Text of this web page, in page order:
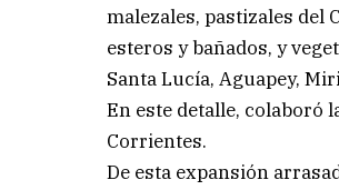
malezales, pastizales del
esteros y bañados, y
Santa Lucía, Aguapey,
En este detalle, colaboró
Corrientes.
De esta expansión